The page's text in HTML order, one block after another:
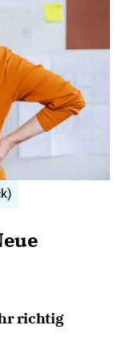
richtig